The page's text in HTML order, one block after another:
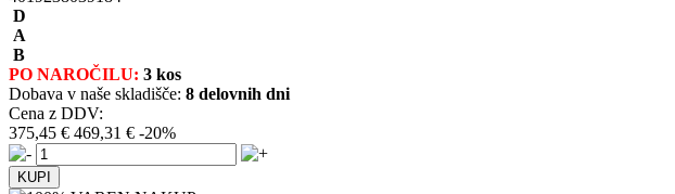
D
A
B
PO NAROČILU: 3 kos
Dobava v naše skladišče: 8 delovnih dni
Cena z DDV:
375,45 € 469,31 € -20%